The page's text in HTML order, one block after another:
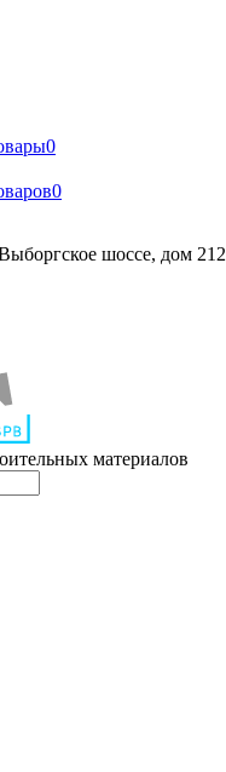
0
0
шоссе, дом 212
материалов